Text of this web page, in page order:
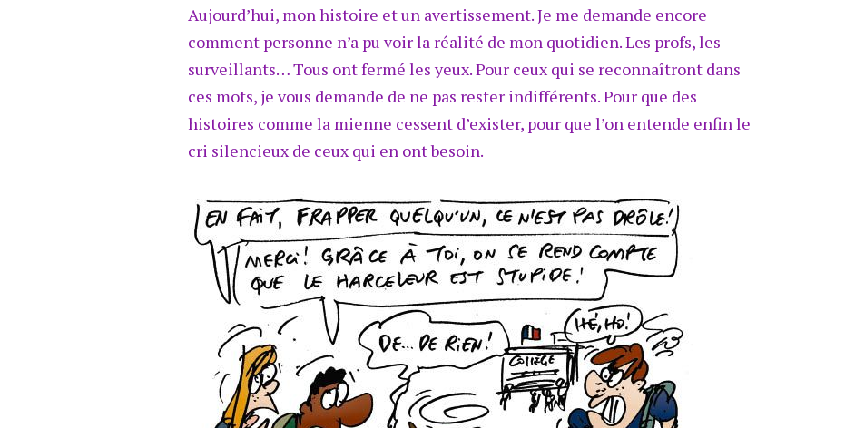
Aujourd’hui, mon histoire et un avertissement. Je me demande encore
comment personne n’a pu voir la réalité de mon quotidien. Les profs, les
surveillants… Tous ont fermé les yeux. Pour ceux qui se reconnaîtront dans
ces mots, je vous demande de ne pas rester indifférents. Pour que des
histoires comme la mienne cessent d’exister, pour que l’on entende enfin le
cri silencieux de ceux qui en ont besoin.